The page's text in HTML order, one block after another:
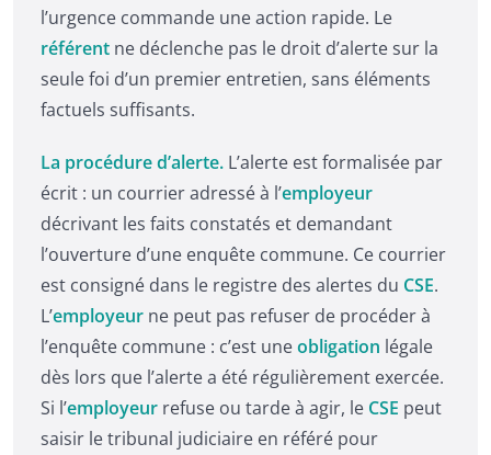
l’urgence commande une action rapide. Le
référent ne déclenche pas le droit d’alerte sur la
seule foi d’un premier entretien, sans éléments
factuels suffisants.
La procédure d’alerte. L’alerte est formalisée par
écrit : un courrier adressé à l’employeur
décrivant les faits constatés et demandant
l’ouverture d’une enquête commune. Ce courrier
est consigné dans le registre des alertes du CSE.
L’employeur ne peut pas refuser de procéder à
l’enquête commune : c’est uneobligation légale
dès lors que l’alerte a été régulièrement exercée.
Si l’employeur refuse ou tarde à agir, le CSE peut
saisir le tribunal judiciaire en référé pour